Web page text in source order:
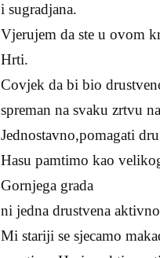
i sugradjana.
Vjerujem da ste u ovom
Hrti.
Covjek da bi bio
spreman na svaku zrtvu
Jednostavno,pomagati
Hasu pamtimo kao
Gornjega grada
ni jedna drustvena
Mi stariji se sjecamo